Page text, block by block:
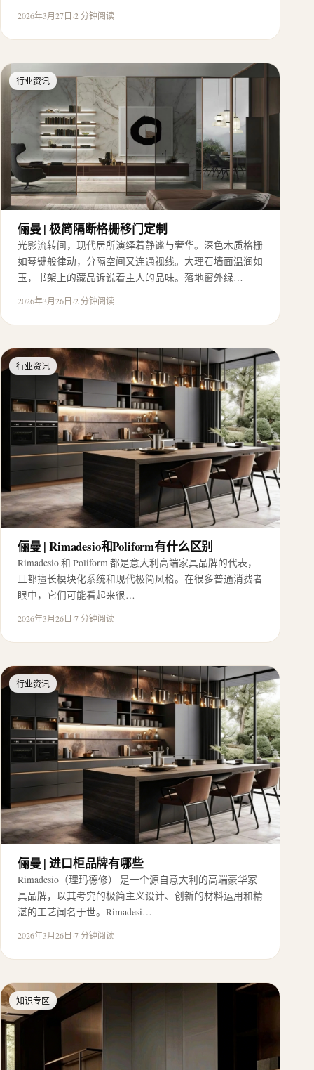
2026年3月27日·2 分钟阅读
行业资讯
俪曼 | 极简隔断格栅移门定制
光影流转间，现代居所演绎着静谧与奢华。深色木质格栅
如琴键般律动，分隔空间又连通视线。大理石墙面温润如
玉，书架上的藏品诉说着主人的品味。落地窗外绿…
2026年3月26日·2 分钟阅读
行业资讯
俪曼 | Rimadesio和Poliform有什么区别
Rimadesio 和 Poliform 都是意大利高端家具品牌的代表，
且都擅长模块化系统和现代极简风格。在很多普通消费者
眼中，它们可能看起来很…
2026年3月26日·7 分钟阅读
行业资讯
俪曼 | 进口柜品牌有哪些
Rimadesio（理玛德修） 是一个源自意大利的高端豪华家
具品牌，以其考究的极简主义设计、创新的材料运用和精
湛的工艺闻名于世。Rimadesi…
2026年3月26日·7 分钟阅读
知识专区